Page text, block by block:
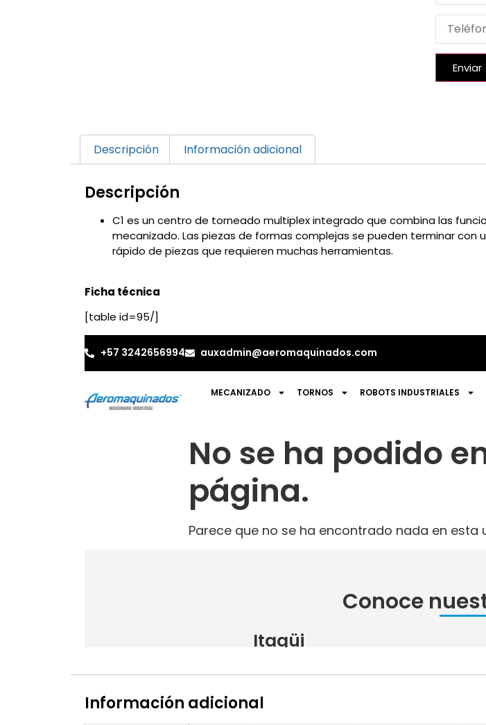
Enviar
Descripción Información adicional
Descripción
C1 es un centro de torneado multiplex integrado que combina las
mecanizado. Las piezas de formas complejas se pueden terminar
rápido de piezas que requieren muchas herramientas.
Ficha técnica
[table id=95/]
Información adicional